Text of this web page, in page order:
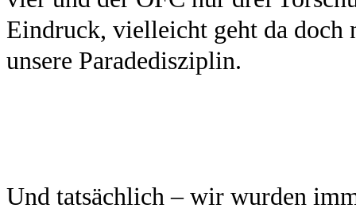
Eindruck, vielleicht geht da doch
unsere Paradedisziplin.
Und tatsächlich – wir wurden